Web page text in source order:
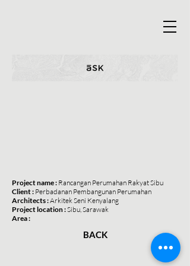
Project name : Rancangan Perumahan Rakyat Sibu
Client : Perbadanan Pembangunan Perumahan
Architects :Arkitek Seni Kenyalang
Project location :Sibu, Sarawak
Area :
BACK